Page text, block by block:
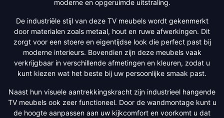
moderne en opgeruimde uitstraling.
De industriële stijl van deze TV meubels wordt gekenmerkt
door materialen zoals metaal, hout en ruwe afwerkingen. Dit
zorgt voor een stoere en eigentijdse look die perfect past bij
moderne interieurs. Bovendien zijn deze meubels vaak
verkrijgbaar in verschillende afmetingen en kleuren, zodat u
kunt kiezen wat het beste bij uw persoonlijke smaak past.
Naast hun visuele aantrekkingskracht zijn industrieel hangende
TV meubels ook zeer functioneel. Door de wandmontage kunt u
de hoogte aanpassen aan uw kijkcomfort en voorkomt u dat